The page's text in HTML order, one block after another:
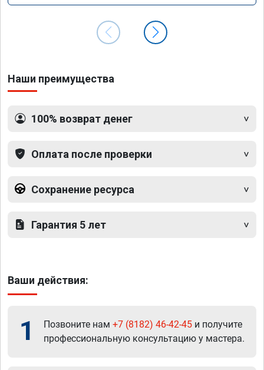
Наши преимущества
100% возврат денег
Оплата после проверки
Сохранение ресурса
Гарантия 5 лет
Ваши действия:
1 Позвоните нам +7 (8182) 46-42-45 и получите
профессиональную консультацию у мастера.